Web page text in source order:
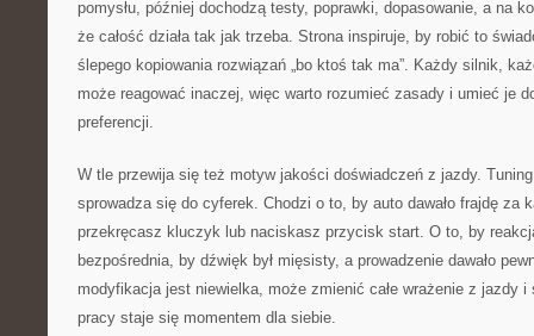
pomysłu, później dochodzą testy, poprawki, dopasowanie, a na
że całość działa tak jak trzeba. Strona inspiruje, by robić to
ślepego kopiowania rozwiązań „bo ktoś tak ma”. Każdy silnik,
może reagować inaczej, więc warto rozumieć zasady i umieć je
preferencji.
W tle przewija się też motyw jakości doświadczeń z jazdy.
sprowadza się do cyferek. Chodzi o to, by auto dawało frajdę za
przekręcasz kluczyk lub naciskasz przycisk start. O to, by
bezpośrednia, by dźwięk był mięsisty, a prowadzenie dawało
modyfikacja jest niewielka, może zmienić całe wrażenie z jazdy i
pracy staje się momentem dla siebie.